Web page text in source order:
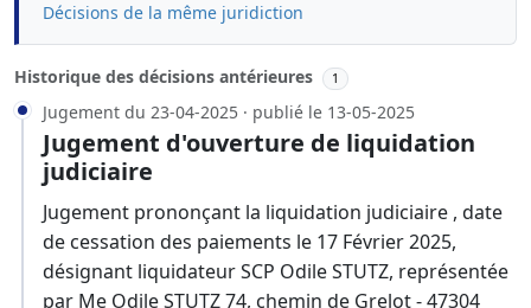
Décisions de la même juridiction
Historique des décisions antérieures 1
Jugement du 23-04-2025 · publié le 13-05-2025
Jugement d'ouverture de liquidation
judiciaire
Jugement prononçant la liquidation judiciaire , date
de cessation des paiements le 17 Février 2025,
désignant liquidateur SCP Odile STUTZ, représentée
par Me Odile STUTZ 74, chemin de Grelot - 47304